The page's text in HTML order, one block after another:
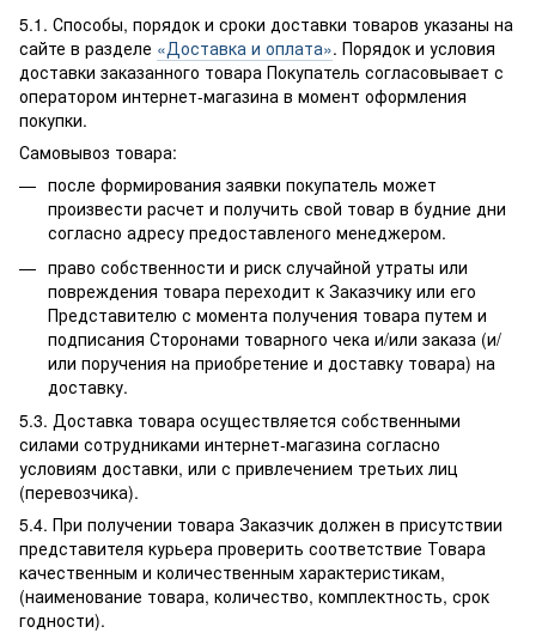
5.1. Способы, порядок и сроки доставки товаров указаны на
сайте в разделе «Доставка и оплата». Порядок и условия
доставки заказанного товара Покупатель согласовывает с
оператором интернет-магазина в момент оформления
покупки.
Самовывоз товара:
после формирования заявки покупатель может
произвести расчет и получить свой товар в будние дни
согласно адресу предоставленого менеджером.
право собственности и риск случайной утраты или
повреждения товара переходит к Заказчику или его
Представителю с момента получения товара путем и
подписания Сторонами товарного чека и/или заказа (и/
или поручения на приобретение и доставку товара) на
доставку.
5.3. Доставка товара осуществляется собственными
силами сотрудниками интернет-магазина согласно
условиям доставки, или с привлечением третьих лиц
(перевозчика).
5.4. При получении товара Заказчик должен в присутствии
представителя курьера проверить соответствие Товара
качественным и количественным характеристикам,
(наименование товара, количество, комплектность, срок
годности).